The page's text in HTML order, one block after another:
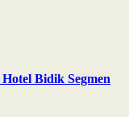
Bidik Segmen